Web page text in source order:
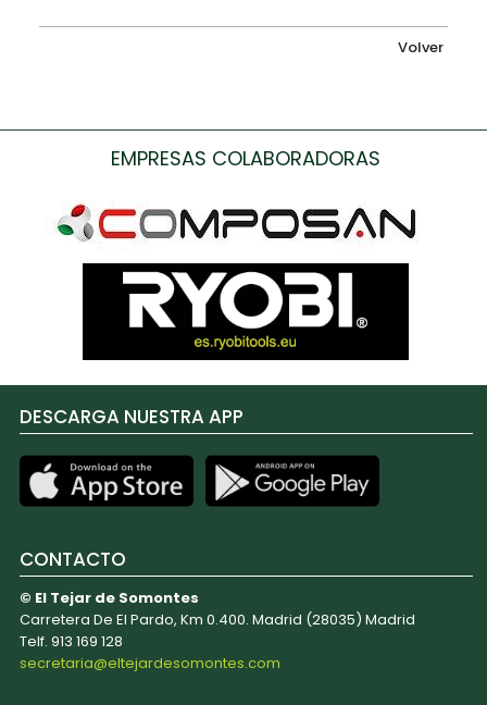
Volver
EMPRESAS COLABORADORAS
DESCARGA NUESTRA APP
CONTACTO
© El Tejar de Somontes
Carretera De El Pardo, Km 0.400. Madrid (28035) Madrid
Telf. 913 169 128
secretaria@eltejardesomontes.com